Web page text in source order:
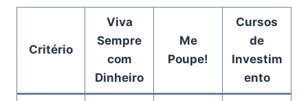
Critério
Viva
Sempre
com
Dinheiro
Me
Poupe!
Cursos
de
Investim
ento